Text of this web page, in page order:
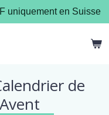
uniquement en Suisse
de